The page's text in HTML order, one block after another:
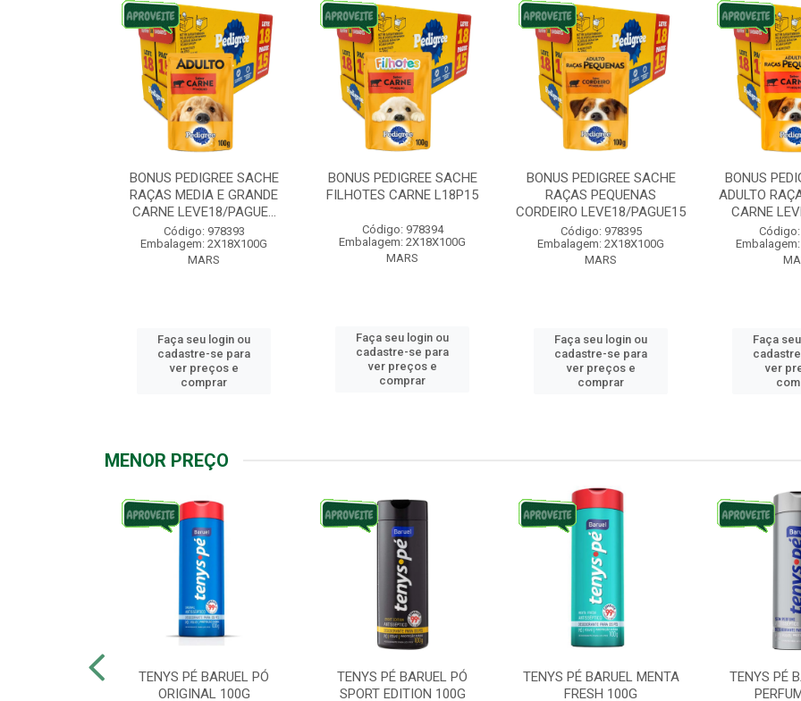
BONUS PEDIGREE SACHE
RAÇAS MEDIA E GRANDE
CARNE LEVE18/PAGUE...
Código: 978393
Embalagem: 2X18X100G
MARS
Faça seu login ou
cadastre-se para
ver preços e
comprar
BONUS PEDIGREE SACHE
FILHOTES CARNE L18P15
Código: 978394
Embalagem: 2X18X100G
MARS
Faça seu login ou
cadastre-se para
ver preços e
comprar
BONUS PEDIGREE SACHE
RAÇAS PEQUENAS
CORDEIRO LEVE18/PAGUE15
Código: 978395
Embalagem: 2X18X100G
MARS
Faça seu login ou
cadastre-se para
ver preços e
comprar
BONUS
ADULTO
CARNE
Faça
ver
MENOR PREÇO
TENYS PÉ BARUEL PÓ
ORIGINAL 100G
TENYS PÉ BARUEL PÓ
SPORT EDITION 100G
TENYS PÉ BARUEL MENTA
FRESH 100G
TENYS PÉ